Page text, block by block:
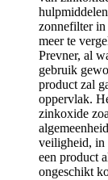
zonnefilter in
meer te
Prevner, al
gebruik
product zal
oppervlak.
zinkoxide
veiligheid, in
een product
ongeschikt